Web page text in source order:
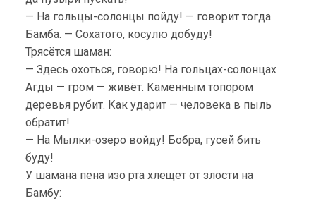
— На гольцы-солонцы пойду! — говорит тогда
Бамба. — Сохатого, косулю добуду!
Трясётся шаман:
— Здесь охоться, говорю! На гольцах-солонцах
Агды — гром — живёт. Каменным топором
деревья рубит. Как ударит — человека в пыль
обратит!
— На Мылки-озеро войду! Бобра, гусей бить
буду!
У шамана пена изо рта хлещет от злости на
Бамбу: